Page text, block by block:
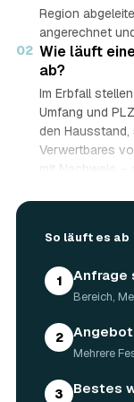
Region
angerechnet
02 Wie läuft
ab?
Im Erbfall
Umfang und
den Hausstand,
Verwertbares
mit Nachweis
Ruhe, gerade
angerechnet?
Ja.
aus dem
auf den Preis
kann die
nahezu
Nullkosten.
Wie lange
So läuft es ab
1 Anfrage
Bereich,
2
Mehrere
3 Bestes